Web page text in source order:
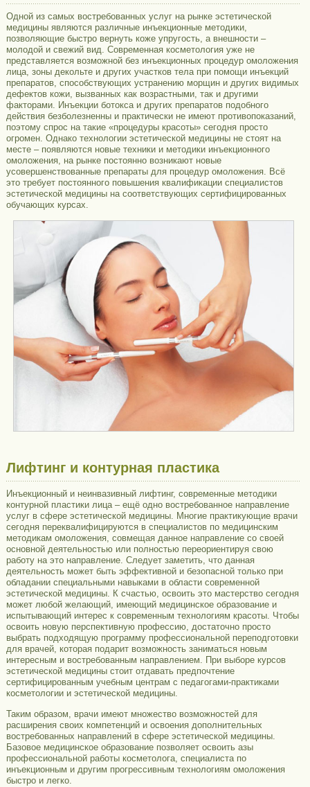
Одной из самых востребованных услуг на рынке эстетической
медицины являются различные инъекционные методики,
позволяющие быстро вернуть коже упругость, а внешности –
молодой и свежий вид. Современная косметология уже не
представляется возможной без инъекционных процедур омоложения
лица, зоны декольте и других участков тела при помощи инъекций
препаратов, способствующих устранению морщин и других видимых
дефектов кожи, вызванных как возрастными, так и другими
факторами. Инъекции ботокса и других препаратов подобного
действия безболезненны и практически не имеют противопоказаний,
поэтому спрос на такие «процедуры красоты» сегодня просто
огромен. Однако технологии эстетической медицины не стоят на
месте – появляются новые техники и методики инъекционного
омоложения, на рынке постоянно возникают новые
усовершенствованные препараты для процедур омоложения. Всё
это требует постоянного повышения квалификации специалистов
эстетической медицины на соответствующих сертифицированных
обучающих курсах.
Лифтинг и контурная пластика
Инъекционный и неинвазивный лифтинг, современные методики
контурной пластики лица – ещё одно востребованное направление
услуг в сфере эстетической медицины. Многие практикующие врачи
сегодня переквалифицируются в специалистов по медицинским
методикам омоложения, совмещая данное направление со своей
основной деятельностью или полностью переориентируя свою
работу на это направление. Следует заметить, что данная
деятельность может быть эффективной и безопасной только при
обладании специальными навыками в области современной
эстетической медицины. К счастью, освоить это мастерство сегодня
может любой желающий, имеющий медицинское образование и
испытывающий интерес к современным технологиям красоты. Чтобы
освоить новую перспективную профессию, достаточно просто
выбрать подходящую программу профессиональной переподготовки
для врачей, которая подарит возможность заниматься новым
интересным и востребованным направлением. При выборе курсов
эстетической медицины стоит отдавать предпочтение
сертифицированным учебным центрам с педагогами-практиками
косметологии и эстетической медицины.
Таким образом, врачи имеют множество возможностей для
расширения своих компетенций и освоения дополнительных
востребованных направлений в сфере эстетической медицины.
Базовое медицинское образование позволяет освоить азы
профессиональной работы косметолога, специалиста по
инъекционным и другим прогрессивным технологиям омоложения
быстро и легко.